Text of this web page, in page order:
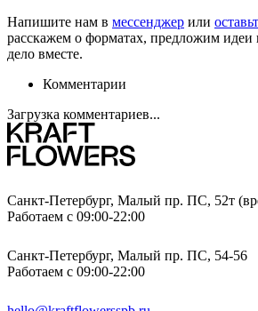
Напишите нам в мессенджер или
расскажем о форматах, предложим идеи
дело вместе.
Комментарии
Загрузка комментариев...
Санкт-Петербург, Малый пр. ПС, 52т
Работаем с 09:00-22:00
Санкт-Петербург, Малый пр. ПС, 54-56
Работаем с 09:00-22:00